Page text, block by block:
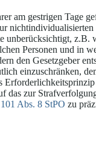
am gestrigen Tage
unberücksichtigt, z.B.
Personen und in
den Gesetzgeber
einzuschränken,
das zur
Abs. 8 StPO zu